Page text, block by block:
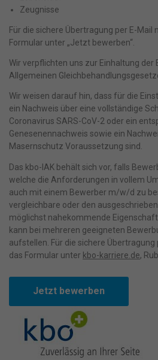
Zeugnisse
Für die sichere Übertragung per E-Mail
Formular unter „Jetzt bewerben“.
Wir verpflichten uns zur Einhaltung der
Allgemeinen
Wir weisen darauf hin, dass für die
ein Nachweis über eine vollständige
Coronavirus SARS-CoV-2 oder ein
Genesenennachweis sowie ein
Masernschutz Voraussetzung sind.
Das kbo-IAK behält sich vor, falls
welche die Anforderungen in vollem
auch mit einem Bewerber m/w/d zu
vergleichbare oder den
möglichst nahekommende
kann bei mehreren geeigneten
aufstellen. Für die sichere
das Formular unter kbo-karriere.de,
Jetzt bewerben
Erziehungsberechtigten um Erlaubnis
Website. Einige von ihnen sind
helfen, diese Website und Ihre
Adressen), z. B. für personalisierte
Anzeigen- und Inhaltsmessung.
Datenschutzerklärung .Bitte beachten
individueller Einstellungen
der Website zur Verfügung stehen.
Hier finden Sie eine Übersicht über alle
können Ihre Einwilligung zu ganzen
weitere Informationen anzeigen lassen
Alle akzeptieren
Nur essenzielle
Zurück
Datenschutzeinstellungen
Essenziell (1)
für die einwandfreie Funktion der Website
Cookie-Informationen
Marketing (1)
Marketing-Cookies werden von